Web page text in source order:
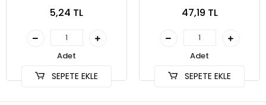
5,24 TL
Adet
SEPETE EKLE
47,19 TL
Adet
SEPETE EKLE